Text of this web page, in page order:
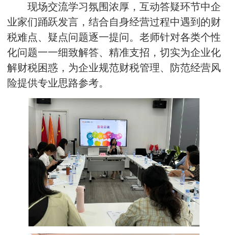
现场交流学习氛围浓厚，互动答疑环节中企
业家们踊跃发言，结合自身经营过程中遇到的财
税难点、疑点问题逐一提问。老师针对各类个性
化问题一一细致解答、精准支招，切实为企业化
解财税困惑，为企业规范财税管理、防范经营风
险提供专业思路参考。